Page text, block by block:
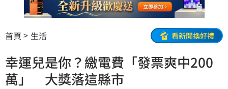
首頁 生活 看新聞換好禮
幸運兒是你？繳電費「發票爽中200
萬」 大獎落這縣市